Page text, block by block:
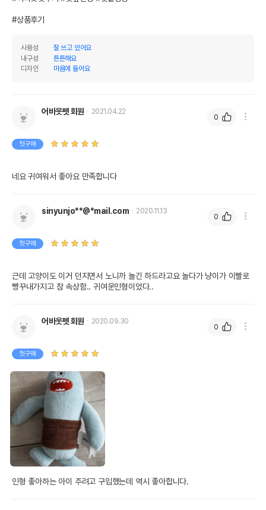
#상품후기
사용성
잘 쓰고 있어요
내구성
튼튼해요
디자인
마음에 들어요
어바웃펫 회원 2021.04.22
첫구매
네요 귀여워서 좋아요 만족합니다
0
sinyunjo**@*mail.com 2020.11.13
첫구매
근데 고양이도 이거 던지면서 노니까 놀긴 하드라고요 놀다가 냥이가 이빨로
빵꾸내가지고 참 속상함.. 귀여운인형이었다..
0
어바웃펫 회원 2020.09.30
첫구매
인형 좋아하는 아이 주려고 구입했는데 역시 좋아합니다.
0